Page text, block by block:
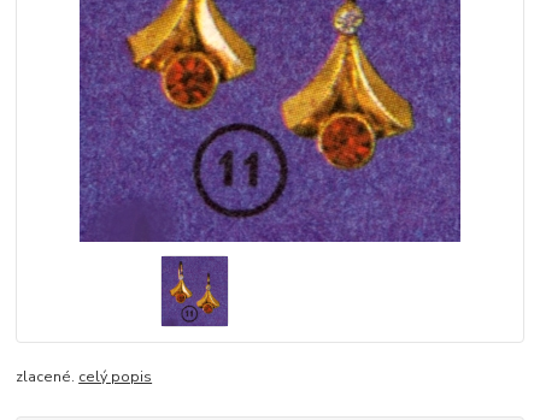
zlacené. celý popis